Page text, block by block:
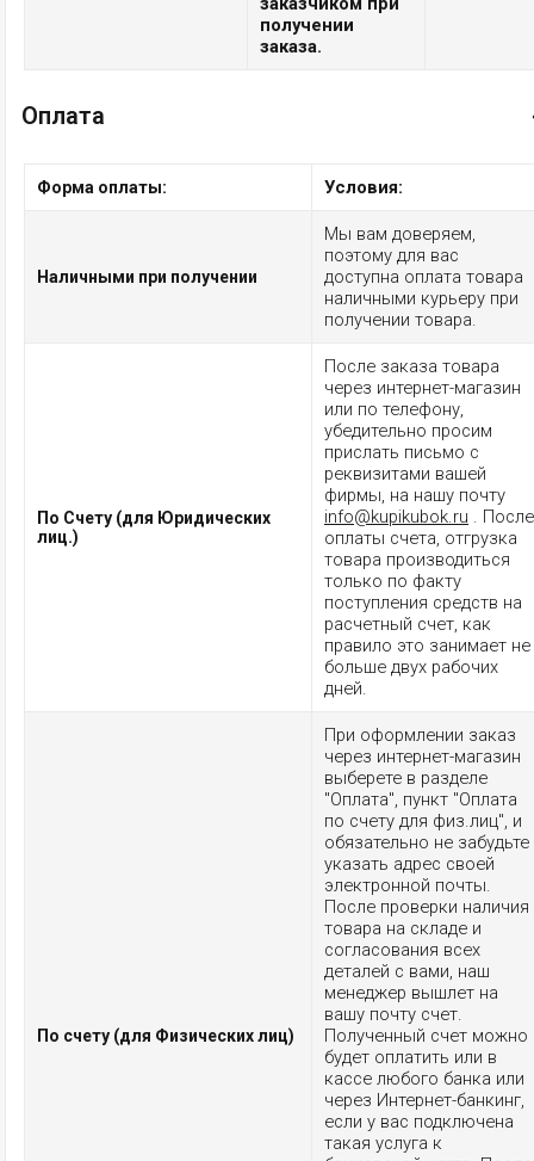
получении
заказа.
Оплата
Форма оплаты: Условия:
Наличными при получении
Мы вам доверяем,
поэтому для вас
доступна оплата товара
наличными курьеру при
получении товара.
По Счету (для Юридических
лиц.)
После заказа товара
через интернет-магазин
или по телефону,
убедительно просим
прислать письмо с
реквизитами вашей
фирмы, на нашу почту
info@kupikubok.ru . После
оплаты счета, отгрузка
товара производиться
только по факту
поступления средств на
расчетный счет, как
правило это занимает не
больше двух рабочих
дней.
По счету (для Физических лиц)
При оформлении заказ
через интернет-магазин
выберете в разделе
"Оплата", пункт "Оплата
по счету для физ.лиц", и
обязательно не забудьте
указать адрес своей
электронной почты.
После проверки наличия
товара на складе и
согласования всех
деталей с вами, наш
менеджер вышлет на
вашу почту счет.
Полученный счет можно
будет оплатить или в
кассе любого банка или
через Интернет-банкинг,
если у вас подключена
такая услуга к